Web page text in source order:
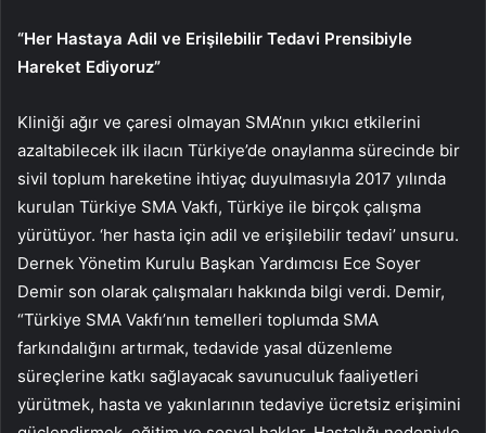
“Her Hastaya Adil ve Erişilebilir Tedavi Prensibiyle
Hareket Ediyoruz”
Kliniği ağır ve çaresi olmayan SMA’nın yıkıcı etkilerini
azaltabilecek ilk ilacın Türkiye’de onaylanma sürecinde bir
sivil toplum hareketine ihtiyaç duyulmasıyla 2017 yılında
kurulan Türkiye SMA Vakfı, Türkiye ile birçok çalışma
yürütüyor. ‘her hasta için adil ve erişilebilir tedavi’ unsuru.
Dernek Yönetim Kurulu Başkan Yardımcısı Ece Soyer
Demir son olarak çalışmaları hakkında bilgi verdi. Demir,
“Türkiye SMA Vakfı’nın temelleri toplumda SMA
farkındalığını artırmak, tedavide yasal düzenleme
süreçlerine katkı sağlayacak savunuculuk faaliyetleri
yürütmek, hasta ve yakınlarının tedaviye ücretsiz erişimini